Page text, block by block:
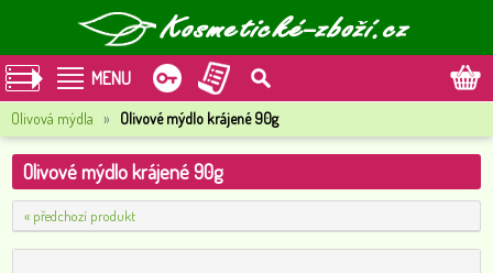
MENU
Olivová mýdla » Olivové mýdlo krájené 90g
Olivové mýdlo krájené 90g
« předchozí produkt